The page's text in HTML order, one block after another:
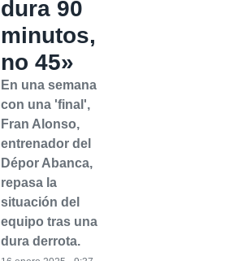
dura 90
minutos,
no 45»
En una semana
con una 'final',
Fran Alonso,
entrenador del
Dépor Abanca,
repasa la
situación del
equipo tras una
dura derrota.